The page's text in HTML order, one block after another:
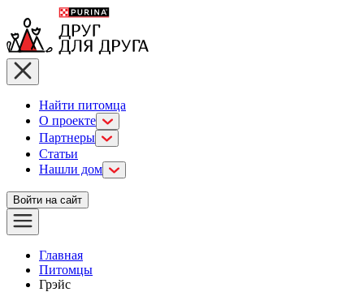
Найти питомца
О проекте
Партнеры
Статьи
Нашли дом
Войти на сайт
Главная
Питомцы
Грэйс